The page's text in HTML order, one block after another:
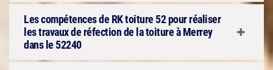
Les compétences de RK toiture 52 pour réaliser
les travaux de réfection de la toiture à Merrey
dans le 52240